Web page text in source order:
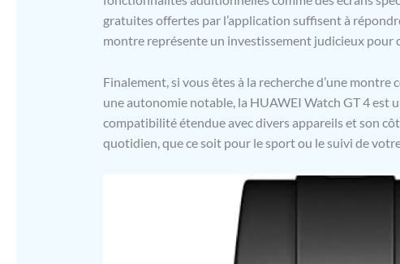
gratuites offertes par l’application suffisent à
montre représente un investissement judicieux pour
Finalement, si vous êtes à la recherche d’une
une autonomie notable, la HUAWEI Watch GT 4 est
compatibilité étendue avec divers appareils et son
quotidien, que ce soit pour le sport ou le suivi de